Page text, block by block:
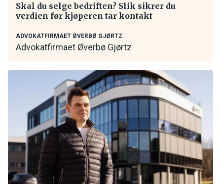
Skal du selge bedriften? Slik sikrer du
verdien før kjøperen tar kontakt
ADVOKATFIRMAET ØVERBØ GJØRTZ
Advokatfirmaet Øverbø Gjørtz